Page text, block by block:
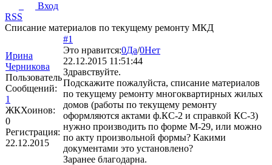
Вход
RSS
Списание материалов по текущему ремонту МКД
Ирина
Черникова
Пользователь
Сообщений:
1
ЖКХоинов:
0
Регистрация:
22.12.2015
#1
Это нравится:0Да/0Нет
22.12.2015 11:51:44
Здравствуйте.
Подскажите пожалуйста, списание материалов
по текущему ремонту многоквартирных жилых
домов (работы по текущему ремонту
оформляются актами ф.КС-2 и справкой КС-3)
нужно производить по форме М-29, или можно
по акту произвольной формы? Какими
документами это установлено?
Заранее благодарна.